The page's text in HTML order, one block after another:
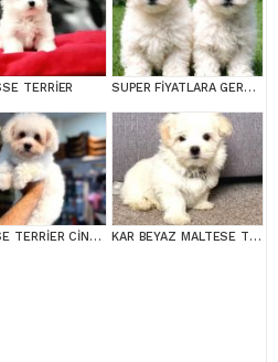
TERRİER SUPER FİYATLARA GERÇEK MALTESE YAVRULAR
MALTESE TERRİER CİNSİ YAVRULAR KAR BEYAZ MALTESE TERRİER CİNSLERİ